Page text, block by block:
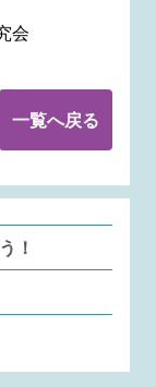
会
一覧へ戻る
！